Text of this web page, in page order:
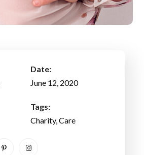
Date:
June 12, 2020
Tags:
Charity, Care